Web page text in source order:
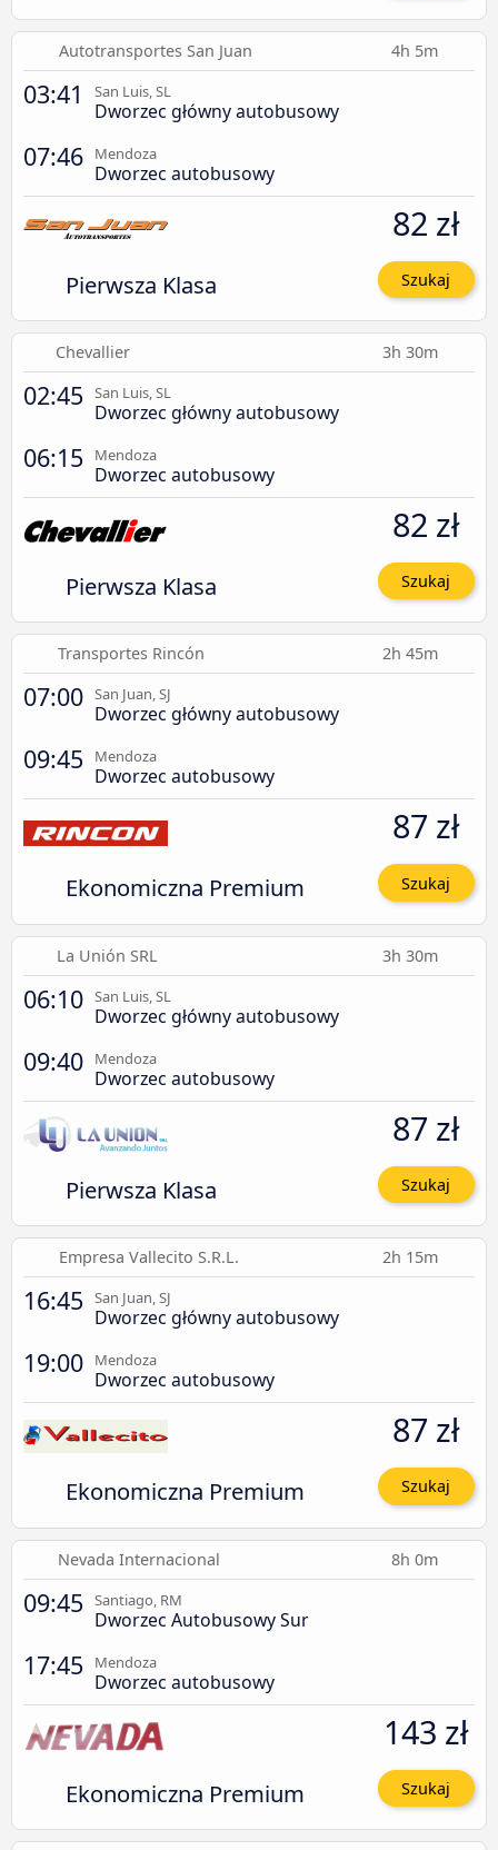
Autotransportes San Juan 4h 5m
03:41 San Luis, SL
Dworzec główny autobusowy
07:46 Mendoza
Dworzec autobusowy
Pierwsza Klasa
82 zł
Szukaj
Chevallier 3h 30m
02:45 San Luis, SL
Dworzec główny autobusowy
06:15 Mendoza
Dworzec autobusowy
Pierwsza Klasa
82 zł
Szukaj
Transportes Rincón 2h 45m
07:00 San Juan, SJ
Dworzec główny autobusowy
09:45 Mendoza
Dworzec autobusowy
Ekonomiczna Premium
87 zł
Szukaj
La Unión SRL 3h 30m
06:10 San Luis, SL
Dworzec główny autobusowy
09:40 Mendoza
Dworzec autobusowy
Pierwsza Klasa
87 zł
Szukaj
Empresa Vallecito S.R.L. 2h 15m
16:45 San Juan, SJ
Dworzec główny autobusowy
19:00 Mendoza
Dworzec autobusowy
Ekonomiczna Premium
87 zł
Szukaj
Nevada Internacional 8h 0m
09:45 Santiago, RM
Dworzec Autobusowy Sur
17:45 Mendoza
Dworzec autobusowy
Ekonomiczna Premium
143 zł
Szukaj